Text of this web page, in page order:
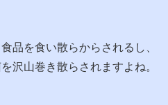
品を食い散らからされるし、
沢山巻き散らされますよね。